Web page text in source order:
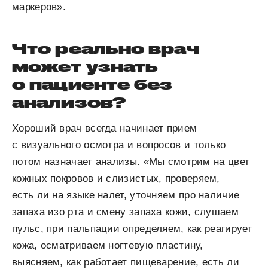
маркеров».
Что реально врач
может узнать
о пациенте без
анализов?
Хороший врач всегда начинает прием
с визуального осмотра и вопросов и только
потом назначает анализы. «Мы смотрим на цвет
кожных покровов и слизистых, проверяем,
есть ли на языке налет, уточняем про наличие
запаха изо рта и смену запаха кожи, слушаем
пульс, при пальпации определяем, как реагирует
кожа, осматриваем ногтевую пластину,
выясняем, как работает пищеварение, есть ли